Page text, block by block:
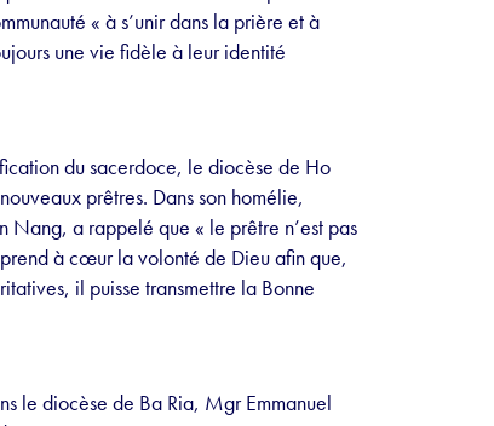
« à s’unir dans la prière et à
une vie fidèle à leur identité
du sacerdoce, le diocèse de Ho
prêtres. Dans son homélie,
a rappelé que « le prêtre n’est pas
à cœur la volonté de Dieu afin que,
il puisse transmettre la Bonne
le diocèse de Ba Ria, Mgr Emmanuel